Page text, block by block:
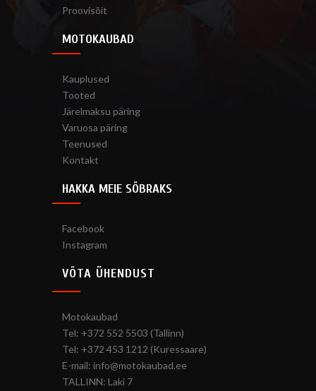
Proovisõit
MOTOKAUBAD
Kauplused
Tooted
Järelmaksu päring
Varuosa päring
Teenused
Kontakt
HAKKA MEIE SÕBRAKS
Facebook
Instagram
VÕTA ÜHENDUST
Motokaubad
Tel: +372 552 5503 (Tallinn)
Tel: +372 453 1212 (Kuressaare)
E-mail: info@motokaubad.ee
TALLINN: Laki 7